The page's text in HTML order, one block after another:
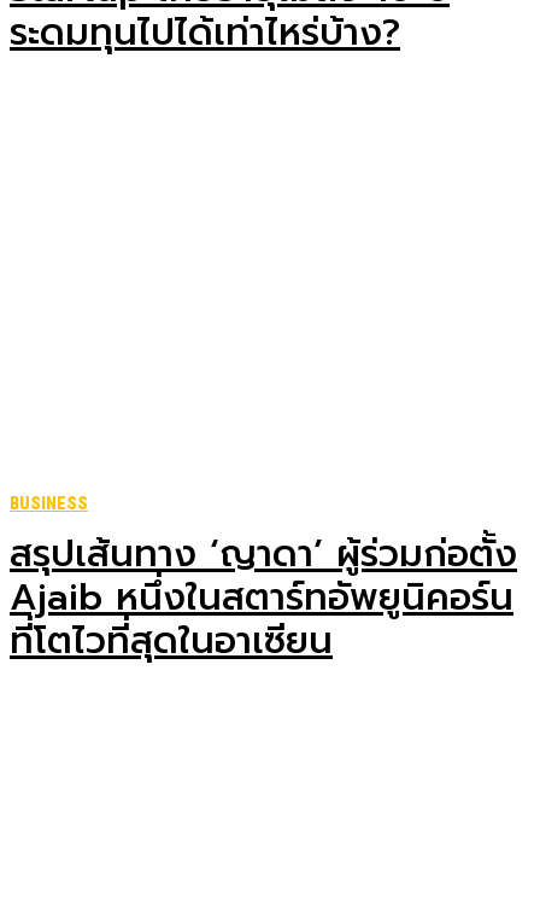
ระดมทุนไปได้เท่าไหร่บ้าง?
BUSINESS
สรุปเส้นทาง ‘ญาดา’ ผู้ร่วมก่อตั้ง
Ajaib หนึ่งในสตาร์ทอัพยูนิคอร์น
ที่โตไวที่สุดในอาเซียน